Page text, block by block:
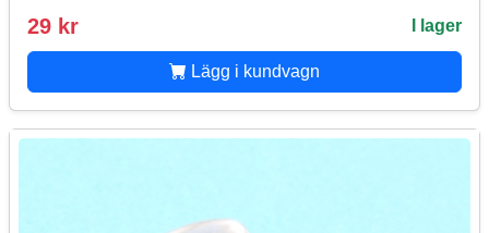
29 kr I lager
Lägg i kundvagn